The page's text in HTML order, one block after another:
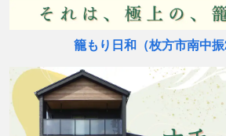
籠もり日和（枚方市南中